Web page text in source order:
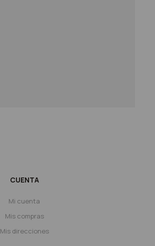
CUENTA
Mi cuenta
Mis compras
Mis direcciones